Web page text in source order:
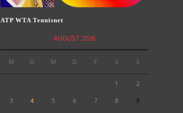
ATP WTA Tennisnet
AUGUST 2026
M D M D F S S
1 2
3 4 5 6 7 8 9